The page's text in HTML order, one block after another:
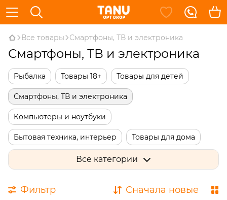
Все товары Смартфоны, ТВ и электроника
Смартфоны, ТВ и электроника
Рыбалка Товары 18+ Товары для детей
Смартфоны, ТВ и электроника
Компьютеры и ноутбуки
Бытовая техника, интерьер Товары для дома
Дача, сад, огород Сантехника и ремонт
Красота и здоровье
Все категории
Фильтр Сначала новые